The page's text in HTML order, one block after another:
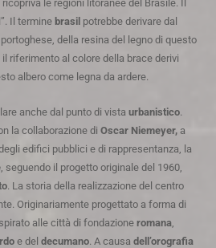
le regioni litoranee del Brasile. Il
Il termine brasil potrebbe derivare dal
della resina del legno di questo
il riferimento al colore della brace derivi
albero come legna da ardere.
anche dal punto di vista urbanistico.
la collaborazione di Oscar Niemeyer, a
edifici pubblici e di rappresentanza, la
, seguendo il progetto originale del 1960,
. La storia della realizzazione del centro
Originariamente progettato a forma di
alle città di fondazioneromana
e del decumano. A causa dell’orografia